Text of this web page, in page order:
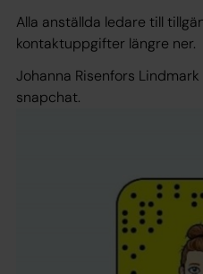
Alla anställda ledare till
kontaktuppgifter längre ner.
Johanna Risenfors
snapchat.